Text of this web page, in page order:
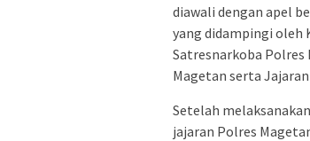
diawali dengan apel
yang didampingi oleh
Satresnarkoba Polres
Magetan serta
Setelah
jajaran Polres